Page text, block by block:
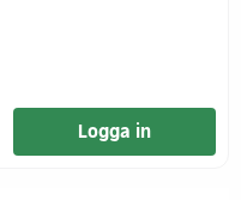
Logga in